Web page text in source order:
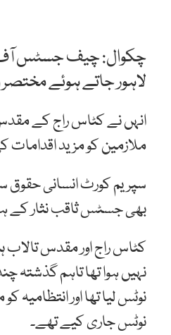
چکوال: چیف جسٹس آف
لاہور جاتے ہوئے
انہں نے کٹاس راج کے مقدس
ملازمین کو مزید
سپریم کورٹ انسانی
بھی جسٹس ثاقب نثار کے
کٹاس راج اور مقدس
نہیں ہوا تھا تاہم
نوٹس لیا تھا اور
نوٹس جاری کیے تھے۔